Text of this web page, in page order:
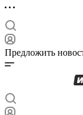
Предложить